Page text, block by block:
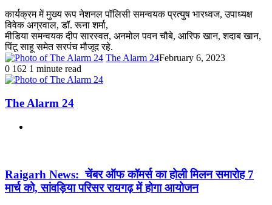
कार्यक्रम में मुख्य रूप नेशनल पॉलिसी समन्वयक प्रत्युष भारध्वज, उपाध्यक्ष
विवेक अग्रवाल, डॉ. रूना शर्मा,
मीडिया समन्वयक दीप सारस्वत, अनमोल पवन चौबे, आरिफ खान, शदाब खान,
पिंटू साहू समेत सरपंच मौजूद रहे.
The Alarm 24February 6, 2023
0 162 1 minute read
The Alarm 24
Raigarh News: चेंबर ऑफ कॉमर्स का होली मिलन समारोह 7
मार्च को, सांवड़िया परिसर रायगढ़ में होगा आयोजन